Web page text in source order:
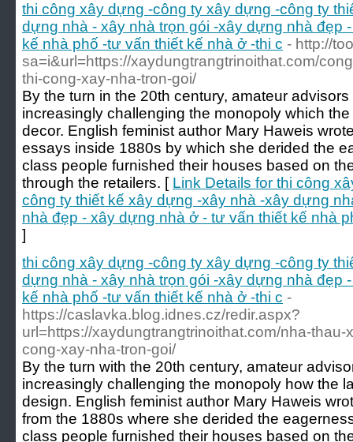
thi công xây dựng -công ty xây dựng -công ty
dựng nhà - xây nhà trọn gói -xây dựng nhà đẹp
kế nhà phố -tư vấn thiết kế nhà ở -thi c - http://
sa=i&url=https://xaydungtrangtrinoithat.com/
thi-cong-xay-nha-tron-goi/
By the turn in the 20th century, amateur
increasingly challenging the monopoly which
decor. English feminist author Mary Haweis
essays inside 1880s by which she derided the
class people furnished their houses based on
through the retailers. [ Link Details for thi công
công ty thiết kế xây dựng -xây nhà -xây dựng
nhà đẹp - xây dựng nhà ở - tư vấn thiết kế nhà
]
thi công xây dựng -công ty xây dựng -công ty
dựng nhà - xây nhà trọn gói -xây dựng nhà đẹp
kế nhà phố -tư vấn thiết kế nhà ở -thi c -
https://caslavka.blog.idnes.cz/redir.aspx?
url=https://xaydungtrangtrinoithat.com/nha-
cong-xay-nha-tron-goi/
By the turn with the 20th century, amateur
increasingly challenging the monopoly how the
design. English feminist author Mary Haweis
from the 1880s where she derided the
class people furnished their houses based on